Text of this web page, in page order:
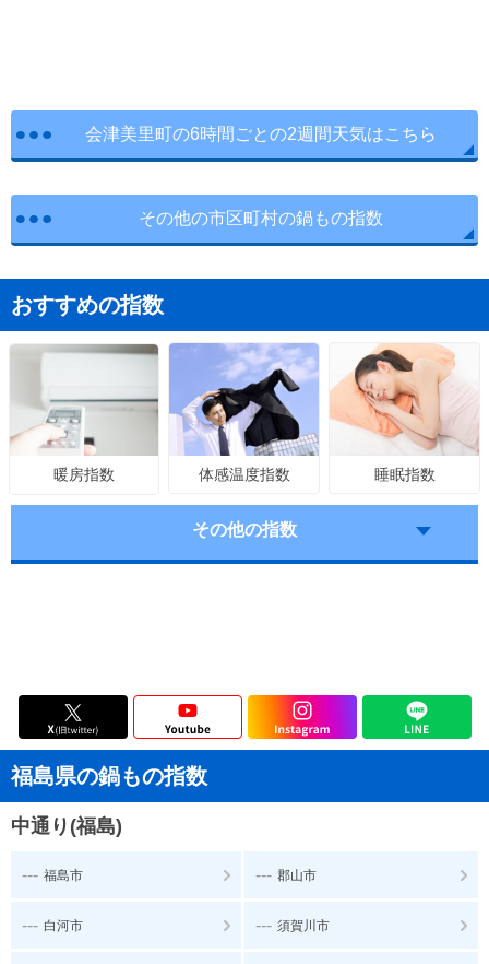
会津美里町の6時間ごとの2週間天気はこちら
その他の市区町村の鍋もの指数
おすすめの指数
暖房指数 体感温度指数 睡眠指数
その他の指数
福島県の鍋もの指数
中通り(福島)
--- 福島市 --- 郡山市
--- 白河市 --- 須賀川市